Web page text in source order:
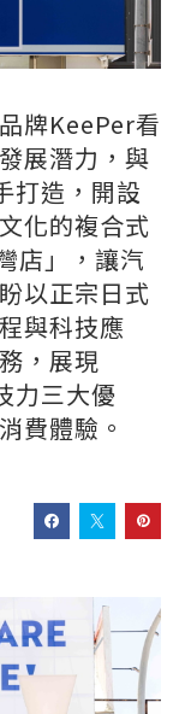
牌KeePer看
展潛力，與
打造，開設
化的複合式
店」，讓汽
以正宗日式
與科技應
，展現
力三大優
費體驗。